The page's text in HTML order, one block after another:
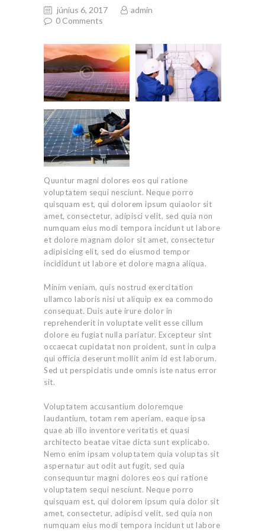
június 6, 2017
admin
0 Comments
Quuntur magni dolores eos qui ratione
voluptatem sequi nesciunt. Neque porro
quisquam est, qui dolorem ipsum quiaolor sit
amet, consectetur, adipisci velit, sed quia non
numquam eius modi tempora incidunt ut labore
et dolore magnam dolor sit amet, consectetur
adipisicing elit, sed do eiusmod tempor
incididunt ut labore et dolore magna aliqua.
Minim veniam, quis nostrud exercitation
ullamco laboris nisi ut aliquip ex ea commodo
consequat. Duis aute irure dolor in
reprehenderit in voluptate velit esse cillum
dolore eu fugiat nulla pariatur. Excepteur sint
occaecat cupidatat non proident, sunt in culpa
qui officia deserunt mollit anim id est laborum.
Sed ut perspiciatis unde omnis iste natus error
sit.
Voluptatem accusantium doloremque
laudantium, totam rem aperiam, eaque ipsa
quae ab illo inventore veritatis et quasi
architecto beatae vitae dicta sunt explicabo.
Nemo enim ipsam voluptatem quia voluptas sit
aspernatur aut odit aut fugit, sed quia
consequuntur magni dolores eos qui ratione
voluptatem sequi nesciunt. Neque porro
quisquam est, qui dolorem ipsum quia dolor sit
amet, consectetur, adipisci velit, sed quia non
numquam eius modi tempora incidunt ut labore